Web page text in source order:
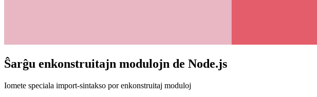
Ŝarĝu enkonstruitajn modulojn de Node.js